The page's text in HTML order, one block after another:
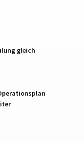
gleich